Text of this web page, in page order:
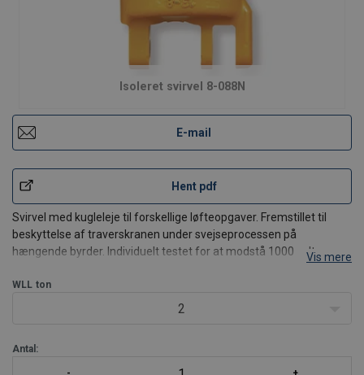
Isoleret svirvel 8-088N
E-mail
Hent pdf
Svirvel med kugleleje til forskellige løfteopgaver. Fremstillet til
beskyttelse af traverskranen under svejseprocessen på
hængende byrder. Individuelt testet for at modstå 1000 volt
For fastgørelse af ophængsdele behøves der boltsikringssæt, som
Vis mere
WLL ton
2
Antal: